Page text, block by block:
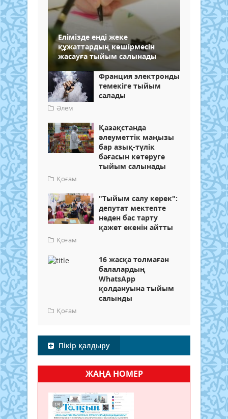
Елімізде енді жеке
құжаттардың көшірмесін
жасауға тыйым салынады
Франция электронды
темекіге тыйым
салады
Әлем
Қазақстанда
әлеуметтік маңызы
бар азық-түлік
бағасын көтеруге
тыйым салынады
Қоғам
"Тыйым салу керек":
депутат мектепте
неден бас тарту
қажет екенін айтты
Қоғам
16 жасқа толмаған
балалардың
WhatsApp
қолдануына тыйым
салынды
Қоғам
Пікір қалдыру
ЖАҢА НОМЕР